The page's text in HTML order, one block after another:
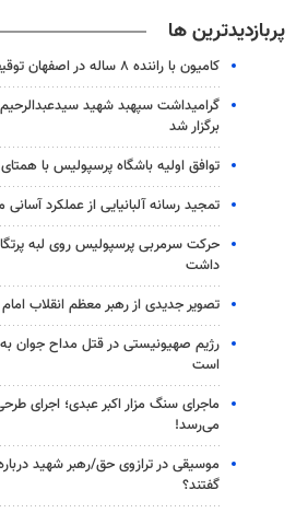
پربازدیدترین ها
کامیون با راننده ۸ ساله در اصفهان توقیف شد
گرامیداشت سپهبد شهید
برگزار شد
توافق اولیه باشگاه پرسپولیس با
تمجید رسانه آلبانیایی از عملکرد
حرکت سرمربی پرسپولیس روی لبه
داشت
تصویر جدیدی از رهبر معظم انقلاب
رژیم صهیونیستی در قتل مداح جوان
است
ماجرای سنگ مزار اکبر عبدی؛ اجرای
می‌رسد!
موسیقی در ترازوی حق/رهبر شهید
گفتند؟